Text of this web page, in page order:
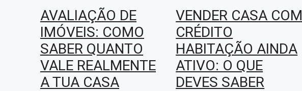
AVALIAÇÃO DE
IMÓVEIS: COMO
SABER QUANTO
VALE REALMENTE
A TUA CASA
VENDER CASA COM
CRÉDITO
HABITAÇÃO AINDA
ATIVO: O QUE
DEVES SABER